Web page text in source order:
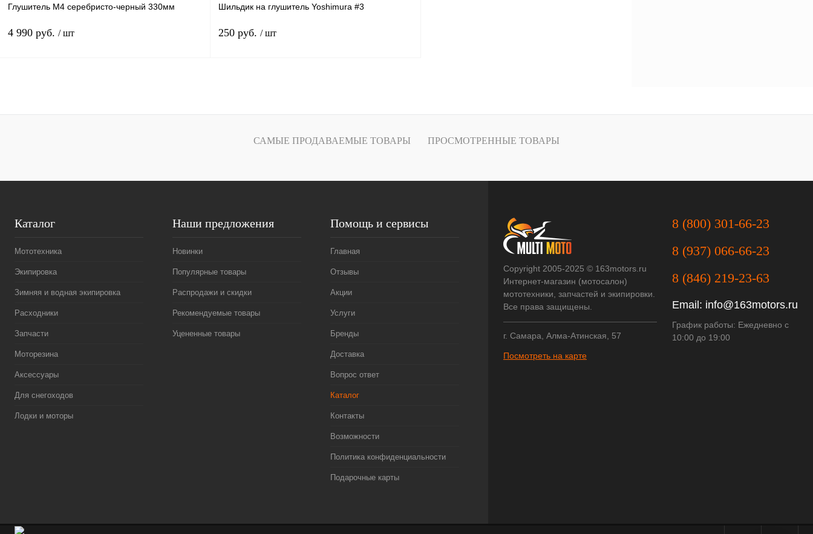
Глушитель M4 серебристо-черный 330мм
4 990 руб. / шт
Купить в 1 клик Сравнение
Шильдик на глушитель Yoshimura #3
250 руб. / шт
Купить в 1 клик Сравнение
САМЫЕ ПРОДАВАЕМЫЕ ТОВАРЫ ПРОСМОТРЕННЫЕ ТОВАРЫ
Каталог
Мототехника
Экипировка
Зимняя и водная экипировка
Расходники
Запчасти
Моторезина
Аксессуары
Для снегоходов
Лодки и моторы
Наши предложения
Новинки
Популярные товары
Распродажи и скидки
Рекомендуемые товары
Уцененные товары
Помощь и сервисы
Главная
Отзывы
Акции
Услуги
Бренды
Доставка
Вопрос ответ
Каталог
Контакты
Возможности
Политика конфиденциальности
Подарочные карты
Copyright 2005-2025 © 163motors.ru
Интернет-магазин (мотосалон)
мототехники, запчастей и экипировки.
Все права защищены.
г. Самара, Алма-Атинская, 57
Посмотреть на карте
8 (800) 301-66-23
8 (937) 066-66-23
8 (846) 219-23-63
Email: info@163motors.ru
График работы: Ежедневно с
10:00 до 19:00